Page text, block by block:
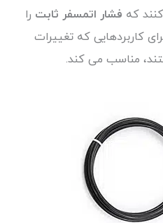
که فشار اتمسفر ثابت را
کاربردهایی که تغییرات
مناسب می کند.